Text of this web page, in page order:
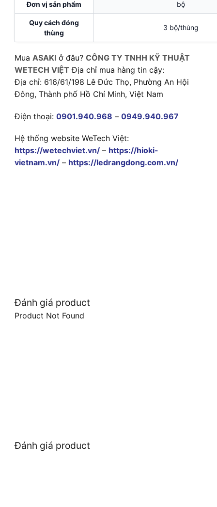
Đơn vị sản phẩm bộ
Quy cách đóng
thùng
3 bộ/thùng
Mua ASAKI ở đâu? CÔNG TY TNHH KỸ THUẬT
WETECH VIỆT Địa chỉ mua hàng tin cậy:
Địa chỉ: 616/61/198 Lê Đức Thọ, Phường An Hội
Đông, Thành phố Hồ Chí Minh, Việt Nam
Điện thoại: 0901.940.968 – 0949.940.967
Hệ thống website WeTech Việt:
https://wetechviet.vn/ – https://hioki-
vietnam.vn/ – https://ledrangdong.com.vn/
Đánh giá product
Product Not Found
Đánh giá product